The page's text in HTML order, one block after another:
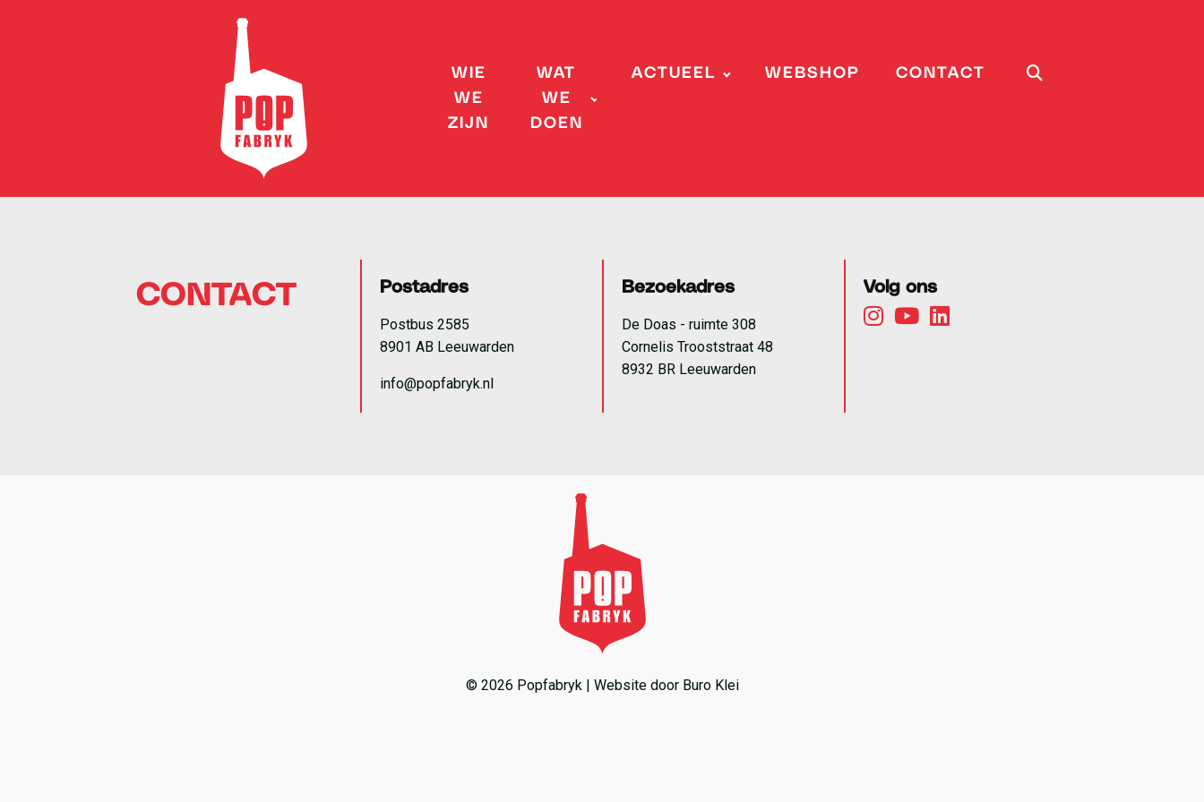
WIE
WE
ZIJN
WAT
WE
DOEN
ACTUEEL WEBSHOP CONTACT
CONTACT Postadres
Postbus 2585
8901 AB Leeuwarden
info@popfabryk.nl
Bezoekadres
De Doas - ruimte 308
Cornelis Trooststraat 48
8932 BR Leeuwarden
Volg ons
© 2026 Popfabryk | Website door Buro Klei